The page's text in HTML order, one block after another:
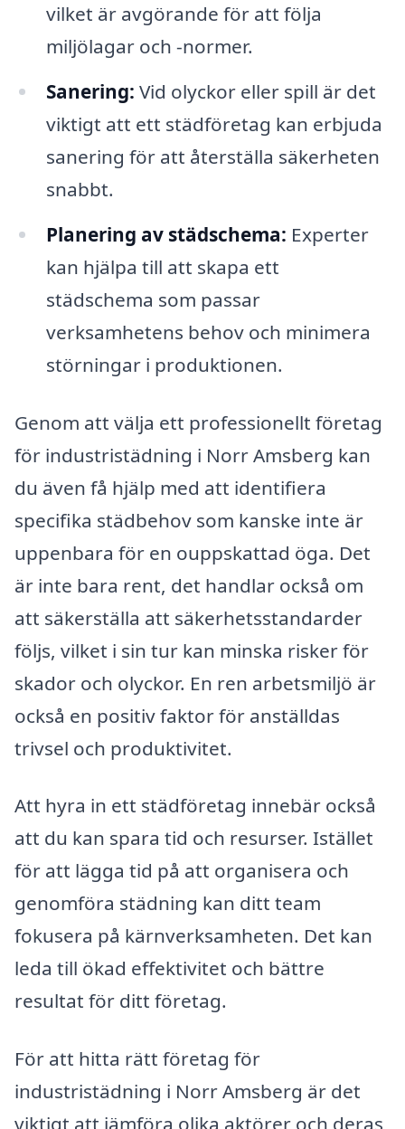
vilket är avgörande för att följa
miljölagar och -normer.
Sanering: Vid olyckor eller spill är det
viktigt att ett städföretag kan erbjuda
sanering för att återställa säkerheten
snabbt.
Planering av städschema: Experter
kan hjälpa till att skapa ett
städschema som passar
verksamhetens behov och minimera
störningar i produktionen.
Genom att välja ett professionellt företag
för industristädning i Norr Amsberg kan
du även få hjälp med att identifiera
specifika städbehov som kanske inte är
uppenbara för en ouppskattad öga. Det
är inte bara rent, det handlar också om
att säkerställa att säkerhetsstandarder
följs, vilket i sin tur kan minska risker för
skador och olyckor. En ren arbetsmiljö är
också en positiv faktor för anställdas
trivsel och produktivitet.
Att hyra in ett städföretag innebär också
att du kan spara tid och resurser. Istället
för att lägga tid på att organisera och
genomföra städning kan ditt team
fokusera på kärnverksamheten. Det kan
leda till ökad effektivitet och bättre
resultat för ditt företag.
För att hitta rätt företag för
industristädning i Norr Amsberg är det
viktigt att jämföra olika aktörer och deras